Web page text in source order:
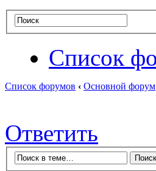
Список
Список форумов ‹ Основной форум
Ответить